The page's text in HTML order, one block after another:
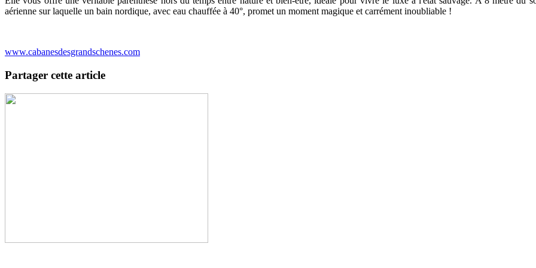
aérienne sur laquelle un bain nordique, avec eau chauffée à 40°, promet un moment magique et carrément inoubliable !
www.cabanesdesgrandschenes.com
Partager cette article